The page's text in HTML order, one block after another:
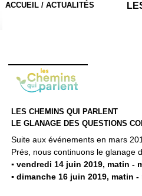
ACCUEIL / ACTUALITÉS
LES CHEMINS QUI PARLENT
LE GLANAGE DES QUESTIONS
Suite aux événements en mars
Prés, nous continuons le glanage
▪ vendredi 14 juin 2019, matin -
▪ dimanche 16 juin 2019, matin